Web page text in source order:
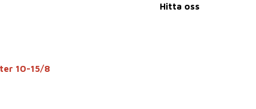
10-15/8
Hitta oss